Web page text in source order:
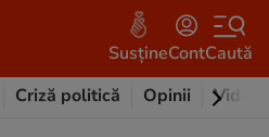
SusțineContCaută
Criză politică Opinii Video